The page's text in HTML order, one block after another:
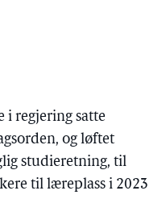
i regjering satte
og løftet
studieretning, til
til læreplass i 2023